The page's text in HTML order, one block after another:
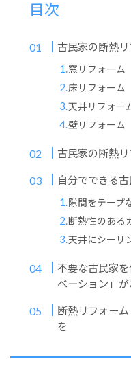
目次
古民家の断熱
窓リフォーム
床リフォーム
天井リフォー
壁リフォーム
古民家の断熱
自分でできる
隙間をテープ
断熱性のある
天井にシーリ
不要な古民家
ベーション」
断熱リフォー
を